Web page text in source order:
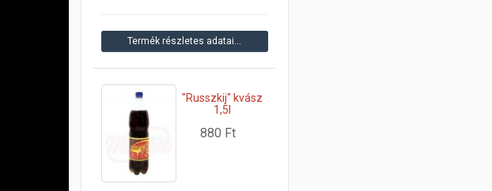
Termék részletes adatai…
"Russzkij" kvász
1,5l
880 Ft